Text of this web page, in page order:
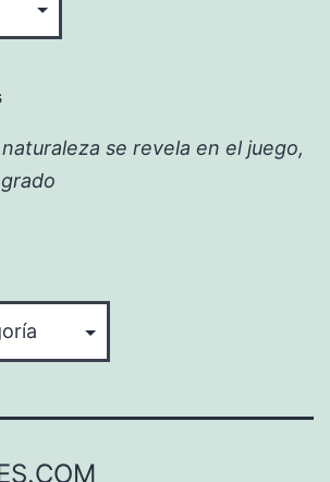
se revela en el juego,